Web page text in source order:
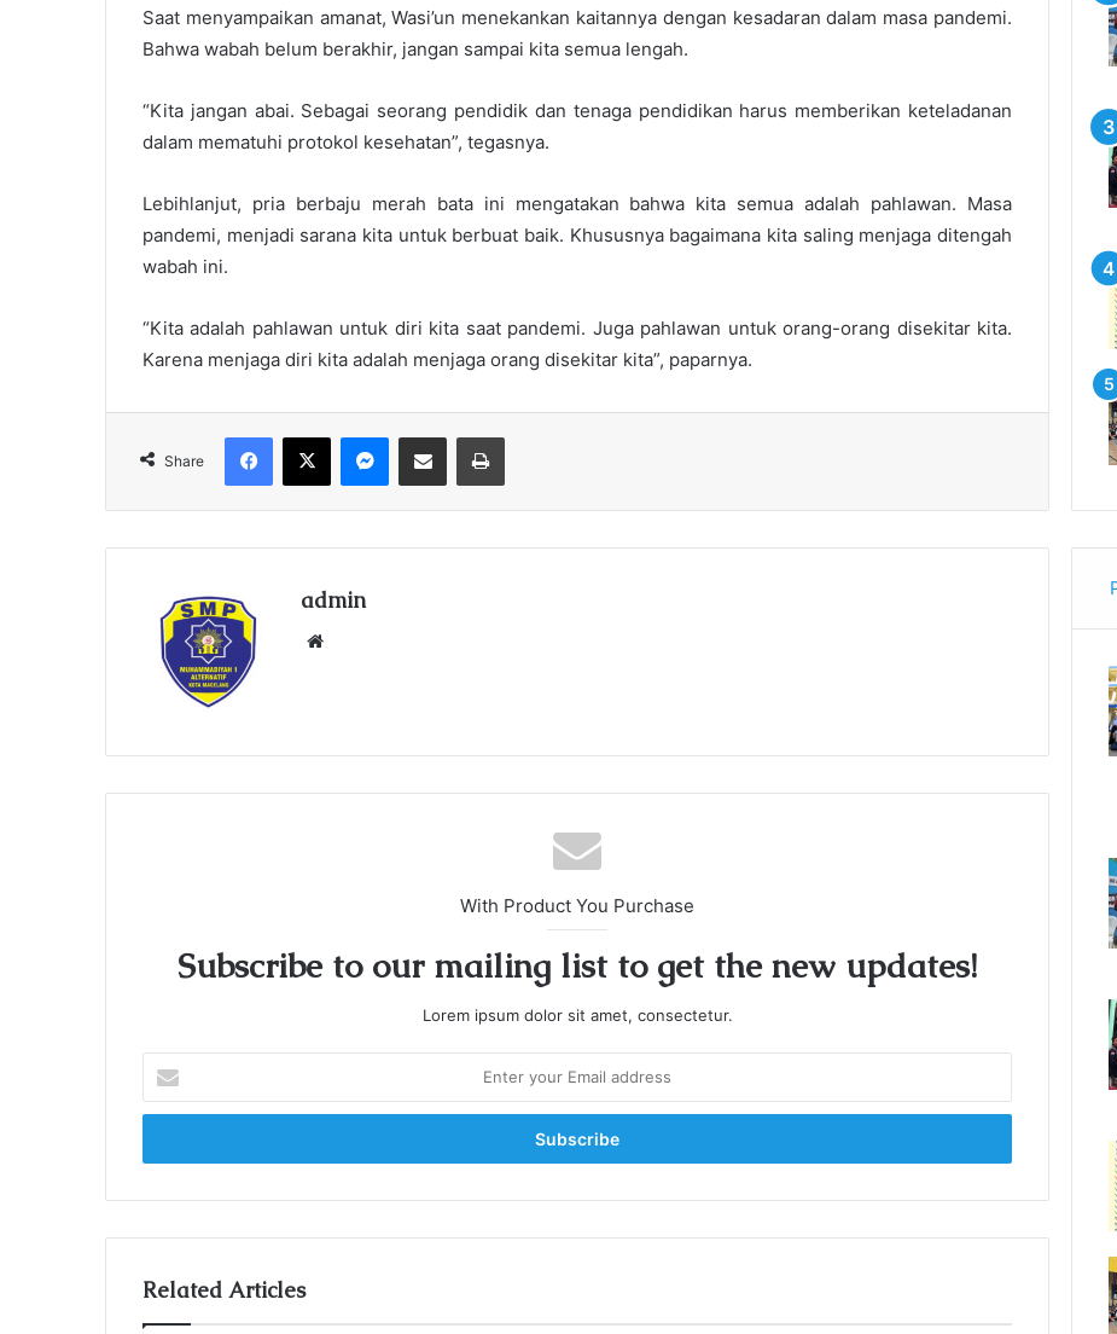
Saat menyampaikan amanat, Wasi’un menekankan kaitannya dengan kesadaran dalam masa pandemi.
Bahwa wabah belum berakhir, jangan sampai kita semua lengah.
“Kita jangan abai. Sebagai seorang pendidik dan tenaga pendidikan harus memberikan keteladanan
dalam mematuhi protokol kesehatan”, tegasnya.
Lebihlanjut, pria berbaju merah bata ini mengatakan bahwa kita semua adalah pahlawan. Masa
pandemi, menjadi sarana kita untuk berbuat baik. Khususnya bagaimana kita saling menjaga ditengah
wabah ini.
“Kita adalah pahlawan untuk diri kita saat pandemi. Juga pahlawan untuk orang-orang disekitar kita.
Karena menjaga diri kita adalah menjaga orang disekitar kita”, paparnya.
Share
admin
With Product You Purchase
Subscribe to our mailing list to get the new updates!
Lorem ipsum dolor sit amet, consectetur.
t
r
u
E
Related Articles